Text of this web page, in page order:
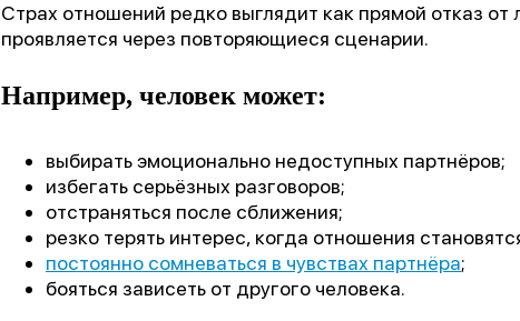
Страх отношений редко выглядит как прямой отказ
проявляется через повторяющиеся сценарии.
Например, человек может:
выбирать эмоционально недоступных партнёров;
избегать серьёзных разговоров;
отстраняться после сближения;
резко терять интерес, когда отношения
постоянно сомневаться в чувствах партнёра;
бояться зависеть от другого человека.